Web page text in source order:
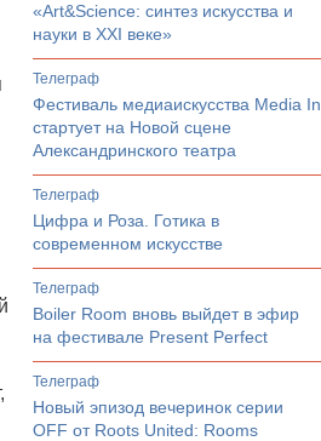
«Art&Science: синтез искусства и
науки в XXI веке»
телеграф
Фестиваль медиаискусства Media In
стартует на Новой сцене
Александринского театра
телеграф
Цифра и Роза. Готика в
современном искусстве
телеграф
Boiler Room вновь выйдет в эфир
на фестивале Present Perfect
телеграф
Новый эпизод вечеринок серии
OFF от Roots United: Rooms